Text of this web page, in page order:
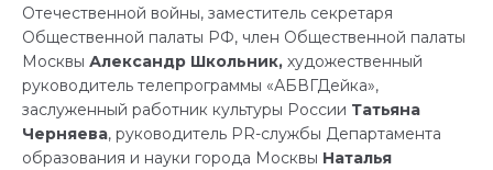
Отечественной войны, заместитель секретаря
Общественной палаты РФ, член Общественной палаты
Москвы Александр Школьник, художественный
руководитель телепрограммы «АБВГДейка»,
заслуженный работник культуры России Татьяна
Черняева, руководитель PR-службы Департамента
образования и науки города Москвы Наталья